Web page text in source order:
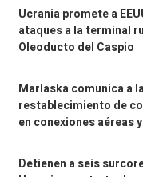
Ucrania promete a
ataques a la terminal
Oleoducto del Caspio
Marlaska comunica a
restablecimiento de
en conexiones aéreas
Detienen a seis